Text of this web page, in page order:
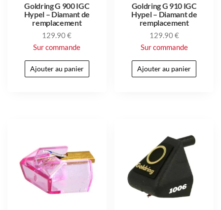
Goldring G 900 IGC
Hypel – Diamant de
remplacement
129.90€
Sur commande
Ajouter au panier
Goldring G 910 IGC
Hypel – Diamant de
remplacement
129.90€
Sur commande
Ajouter au panier